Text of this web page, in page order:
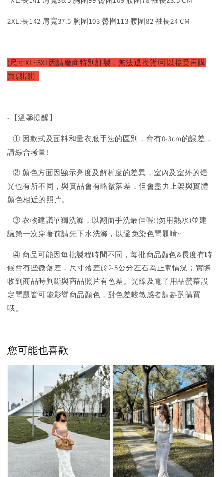
2XL:長142 肩寬37.5 胸圍103 臀圍113 腰圍82 袖長24 CM
(尺寸XL~5XL因請廠商特別訂製，無法退換貨!可以接受再購
買!謝謝)
-【溫馨提醒】
① 因款式及面料和量衣服手法的區別，會有0-3cm的誤差，
請綜合考量!
② 顏色方面因顯示亮度及解析度的差異，室內及室外的燈
光也有所不同，與實品會有略微落差，但會盡力上架與實體
顏色相近的照片。
③ 衣物建議單獨洗滌，以翻面手洗最佳喔!(勿用熱水)並建
議第一次穿著前請先下水洗滌，以避免染色問題唷~
④ 商品可能因每批製程時間不同，每批商品顏色&長度有時
候會有些微落差，尺寸落差於2-5公分左右為正常情況；實際
收到商品時判斷與商品照片有色差。光線及電子用品螢幕設
定問題皆可能影響商品顏色，對色差較敏感者請斟酌購買
哦。
您可能也喜歡